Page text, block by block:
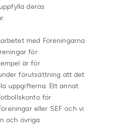
deras
med Föreningarna
för
är för
förutsättning att det
uppgifterna. Ett annat
för
eller SEF och vi
och övriga